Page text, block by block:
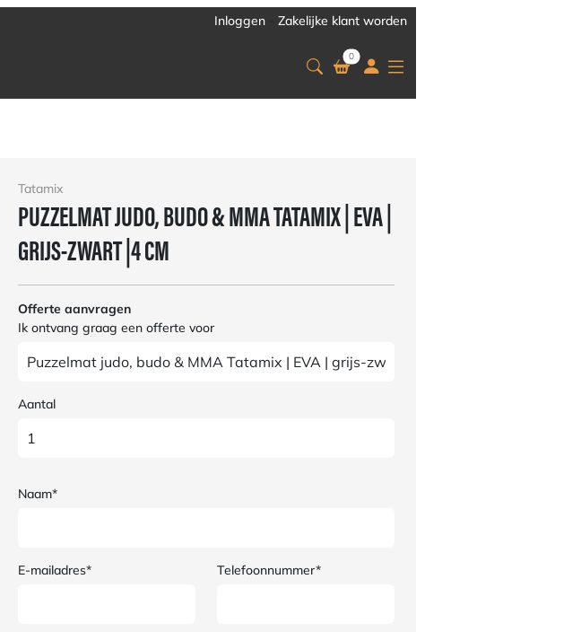
Inloggen Zakelijke klant worden
0
Tatamix
PUZZELMAT JUDO, BUDO & MMA TATAMIX | EVA |
GRIJS-ZWART |4 CM
Offerte aanvragen
Ik ontvang graag een offerte voor
Aantal
Naam*
E-mailadres* Telefoonnummer*